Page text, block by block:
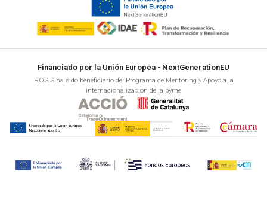
Financiado por la Unión Europea - NextGenerationEU
RÖS'S ha sido beneficiario del Programa de Mentoring y Apoyo a la
internacionalización de la pyme